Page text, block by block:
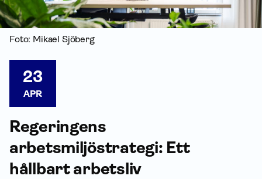
Foto: Mikael Sjöberg
23
APR
Regeringens
arbetsmiljöstrategi: Ett
hållbart arbetsliv